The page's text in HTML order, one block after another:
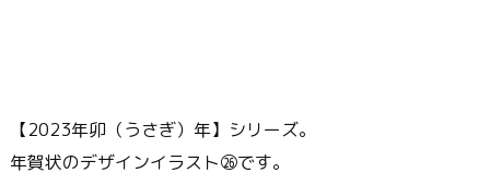
【2023年卯（うさぎ）年】シリーズ。
年賀状のデザインイラスト㉖です。